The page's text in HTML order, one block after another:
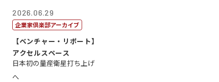
2026.06.29
企業家倶楽部アーカイブ
【ベンチャー・リポート】
アクセルスペース
日本初の量産衛星打ち上げ
へ